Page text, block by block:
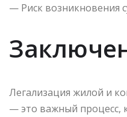
— Риск возникновения
Легализация жилой и
— это важный процесс,